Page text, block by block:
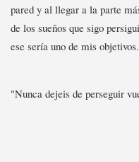
pared y al llegar a la parte
de los sueños que sigo
ese sería uno de mis
"Nunca dejeis de perseguir